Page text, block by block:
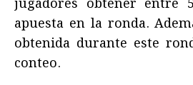
apuesta en la ronda.
obtenida durante este
conteo.